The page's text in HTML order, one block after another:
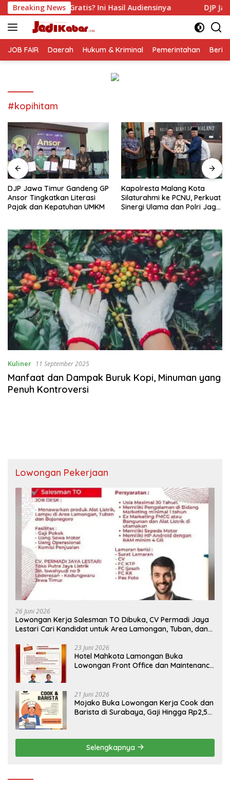
Langsung
ke
konten
Breaking News
Ini Hasil Audiensinya DJP Jawa Timur Gandeng
JOB FAIR Daerah Hukum & Kriminal Pemerintahan
#kopihitam
DJP Jawa Timur Gandeng GP
Ansor Tingkatkan Literasi
Pajak dan Kepatuhan UMKM
Kapolresta Malang Kota
Silaturahmi ke PCNU, Perkuat
Sinergi Ulama dan Polri Jaga
Kuliner 11 September 2025
Manfaat dan Dampak Buruk Kopi, Minuman yang
Penuh Kontroversi
Lowongan Pekerjaan
26 Juni 2026
Lowongan Kerja Salesman TO Dibuka, CV Permadi Jaya
Lestari Cari Kandidat untuk Area Lamongan, Tuban, dan
23 Juni 2026
Hotel Mahkota Lamongan Buka
Lowongan Front Office dan Maintenance
21 Juni 2026
Mojako Buka Lowongan Kerja Cook dan
Barista di Surabaya, Gaji Hingga Rp2,5
Selengkapnya